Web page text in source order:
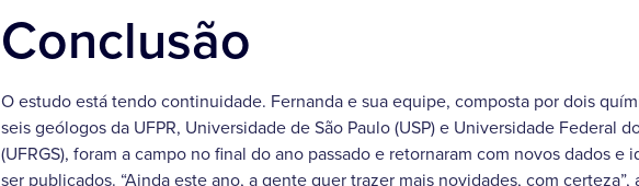
Conclusão
O estudo está tendo continuidade. Fernanda e sua equipe, composta por dois
seis geólogos da UFPR, Universidade de São Paulo (USP) e Universidade Federal
(UFRGS), foram a campo no final do ano passado e retornaram com novos dados e
ser publicados. “Ainda este ano, a gente quer trazer mais novidades, com certeza”,